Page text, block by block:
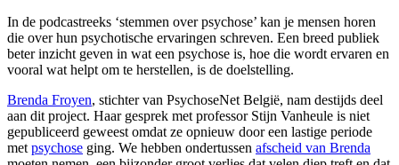
In de podcastreeks ‘stemmen over psychose’ kan je mensen horen
die over hun psychotische ervaringen schreven. Een breed publiek
beter inzicht geven in wat een psychose is, hoe die wordt ervaren en
vooral wat helpt om te herstellen, is de doelstelling.
Brenda Froyen, stichter van PsychoseNet België, nam destijds deel
aan dit project. Haar gesprek met professor Stijn Vanheule is niet
gepubliceerd geweest omdat ze opnieuw door een lastige periode
met psychose ging. We hebben ondertussen afscheid van Brenda